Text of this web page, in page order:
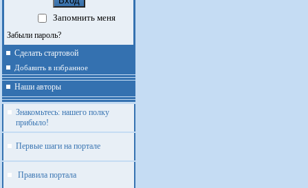
Запомнить меня
Забыли пароль?
Сделать стартовой
Добавить в избранное
Наши авторы
Знакомьтесь: нашего полку
прибыло!
Первые шаги на портале
Правила портала